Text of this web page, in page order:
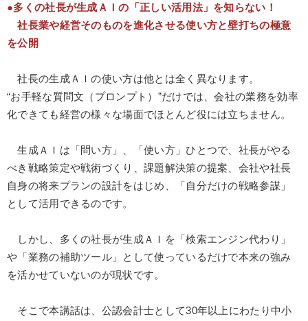
業種
IT・サービス・金融業 コンサルタント 専門家
賃金制度 SDGs イノベーション スポーツ関連
※「更新」を押すと「テーマ」「キーワード」を更新いただけます。
ondemand_video 経営音声・動画を探す
しいただけます
●多くの社長が生成ＡＩの「正しい活用法」を知らない！
社長業や経営そのものを進化させる使い方と壁打ちの極意
を公開
社長の生成ＡＩの使い方は他とは全く異なります。
“お手軽な質問文（プロンプト）”だけでは、会社の業務を効率
化できても経営の様々な場面でほとんど役には立ちません。
生成ＡＩは「問い方」、「使い方」ひとつで、社長がやる
べき戦略策定や戦術づくり、課題解決策の提案、会社や社長
自身の将来プランの設計をはじめ、「自分だけの戦略参謀」
として活用できるのです。
しかし、多くの社長が生成ＡＩを「検索エンジン代わり」
や「業務の補助ツール」として使っているだけで本来の強み
を活かせていないのが現状です。
そこで本講話は、公認会計士として30年以上にわたり中小